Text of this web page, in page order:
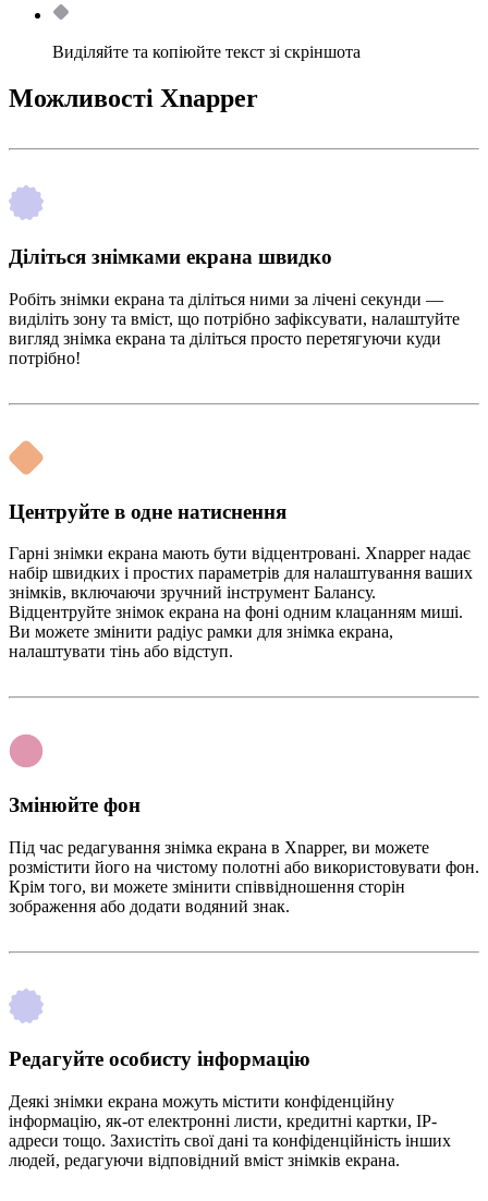
Виділяйте та копіюйте текст зі скріншота
Можливості Xnapper
Діліться знімками екрана швидко
Робіть знімки екрана та діліться ними за лічені секунди —
виділіть зону та вміст, що потрібно зафіксувати, налаштуйте
вигляд знімка екрана та діліться просто перетягуючи куди
потрібно!
Центруйте в одне натиснення
Гарні знімки екрана мають бути відцентровані. Xnapper надає
набір швидких і простих параметрів для налаштування ваших
знімків, включаючи зручний інструмент Балансу.
Відцентруйте знімок екрана на фоні одним клацанням миші.
Ви можете змінити радіус рамки для знімка екрана,
налаштувати тінь або відступ.
Змінюйте фон
Під час редагування знімка екрана в Xnapper, ви можете
розмістити його на чистому полотні або використовувати фон.
Крім того, ви можете змінити співвідношення сторін
зображення або додати водяний знак.
Редагуйте особисту інформацію
Деякі знімки екрана можуть містити конфіденційну
інформацію, як-от електронні листи, кредитні картки, IP-
адреси тощо. Захистіть свої дані та конфіденційність інших
людей, редагуючи відповідний вміст знімків екрана.